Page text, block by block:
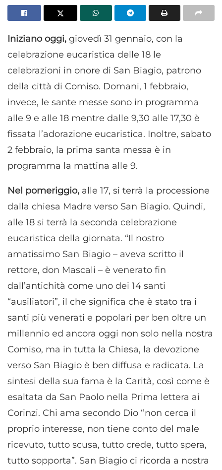
Iniziano oggi, giovedì 31 gennaio, con la
celebrazione eucaristica delle 18 le
celebrazioni in onore di San Biagio, patrono
della città di Comiso. Domani, 1 febbraio,
invece, le sante messe sono in programma
alle 9 e alle 18 mentre dalle 9,30 alle 17,30 è
fissata l’adorazione eucaristica. Inoltre, sabato
2 febbraio, la prima santa messa è in
programma la mattina alle 9.
Nel pomeriggio, alle 17, si terrà la processione
dalla chiesa Madre verso San Biagio. Quindi,
alle 18 si terrà la seconda celebrazione
eucaristica della giornata. “Il nostro
amatissimo San Biagio – aveva scritto il
rettore, don Mascali – è venerato fin
dall’antichità come uno dei 14 santi
“ausiliatori”, il che significa che è stato tra i
santi più venerati e popolari per ben oltre un
millennio ed ancora oggi non solo nella nostra
Comiso, ma in tutta la Chiesa, la devozione
verso San Biagio è ben diffusa e radicata. La
sintesi della sua fama è la Carità, così come è
esaltata da San Paolo nella Prima lettera ai
Corinzi. Chi ama secondo Dio “non cerca il
proprio interesse, non tiene conto del male
ricevuto, tutto scusa, tutto crede, tutto spera,
tutto sopporta”. San Biagio ci ricorda a nostra